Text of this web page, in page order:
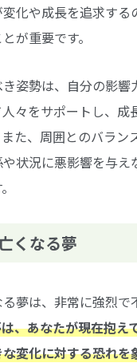
化や成長を追求する
が重要です。
姿勢は、自分の影響
々をサポートし、成
た、周囲とのバラン
状況に悪影響を与え
くなる夢
夢は、非常に強烈で
、あなたが現在抱え
変化に対する恐れを